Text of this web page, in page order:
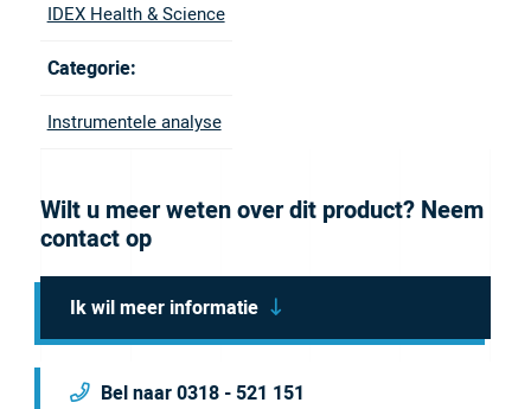
ordered separately. This fitting also comes in a blue,
Nanotight, and in a 10 pack.
IDEX Health & Science
Categorie:
Instrumentele analyse
Wilt u meer weten over dit product? Neem
contact op
Ik wil meer informatie
Bel naar 0318 - 521 151